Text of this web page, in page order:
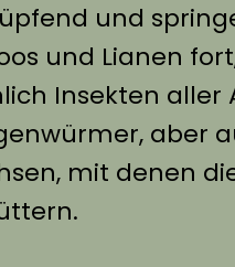
und
und Lianen
Insekten aller
aber
mit denen